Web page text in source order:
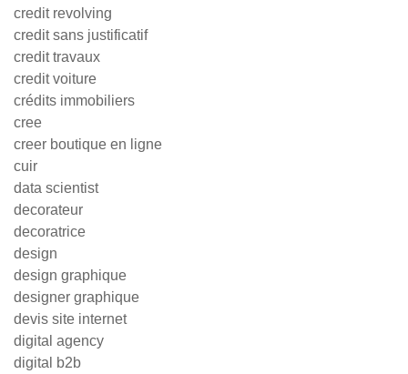
credit revolving
credit sans justificatif
credit travaux
credit voiture
crédits immobiliers
cree
creer boutique en ligne
cuir
data scientist
decorateur
decoratrice
design
design graphique
designer graphique
devis site internet
digital agency
digital b2b